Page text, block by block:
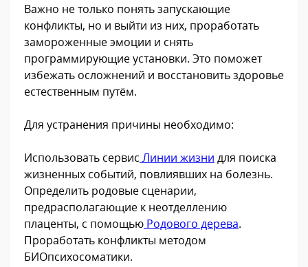
Важно не только понять запускающие
конфликты, но и выйти из них, проработать
замороженные эмоции и снять
программирующие установки. Это поможет
избежать осложнений и восстановить здоровье
естественным путём.
Для устранения причины необходимо:
Использовать сервис Линии жизни для поиска
жизненных событий, повлиявших на болезнь.
Определить родовые сценарии,
предрасполагающие к неотделлению
плаценты, с помощью Родового дерева.
Проработать конфликты методом
БИОпсихосоматики.